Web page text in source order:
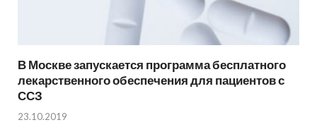
В Москве запускается программа бесплатного
лекарственного обеспечения для пациентов с
ССЗ
23.10.2019